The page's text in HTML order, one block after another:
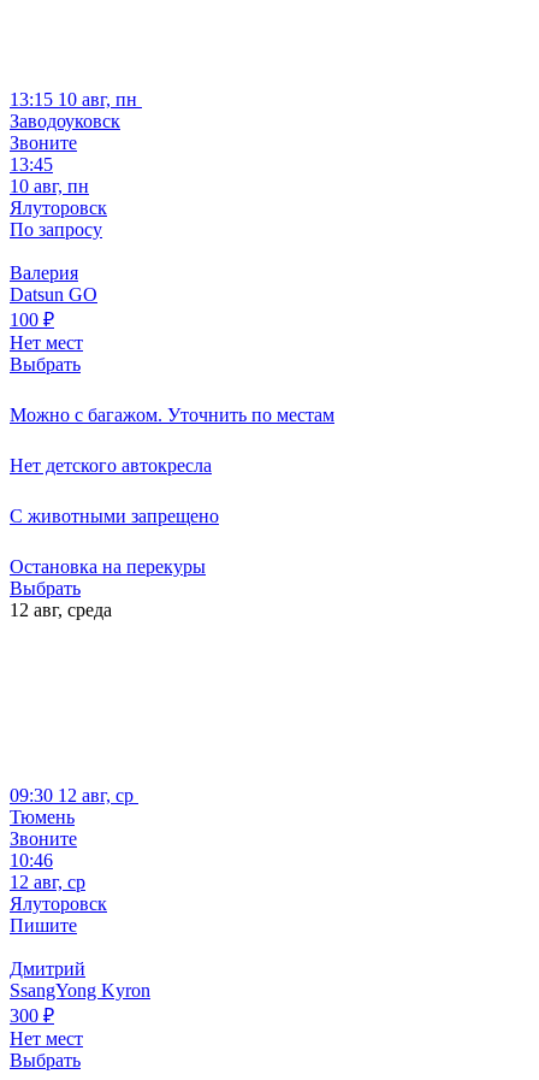
13:15 10 авг, пн
Заводоуковск
Звоните
13:45
10 авг, пн
Ялуторовск
По запросу
Валерия
Datsun GO
100 ₽
Нет мест
Выбрать
Можно с багажом. Уточнить по местам
Нет детского автокресла
С животными запрещено
Остановка на перекуры
Выбрать
12 авг, среда
09:30 12 авг, ср
Тюмень
Звоните
10:46
12 авг, ср
Ялуторовск
Пишите
Дмитрий
SsangYong Kyron
300 ₽
Нет мест
Выбрать